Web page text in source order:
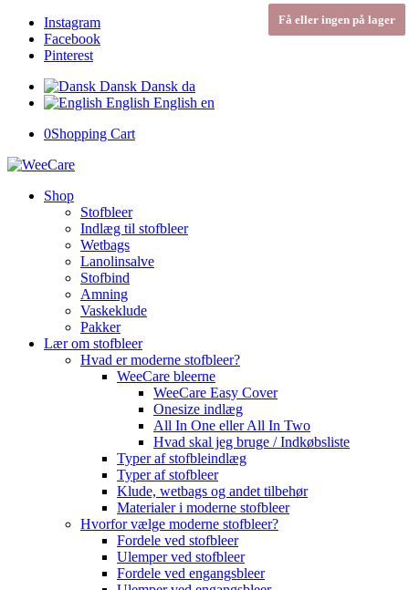
Instagram
Facebook
Pinterest
Dansk Dansk da
English English en
0Shopping Cart
Shop
Stofbleer
Indlæg til stofbleer
Wetbags
Lanolinsalve
Stofbind
Amning
Vaskeklude
Pakker
Lær om stofbleer
Hvad er moderne stofbleer?
WeeCare bleerne
WeeCare Easy Cover
Onesize indlæg
All In One eller All In Two
Hvad skal jeg bruge / Indkøbsliste
Typer af stofbleindlæg
Typer af stofbleer
Klude, wetbags og andet tilbehør
Materialer i moderne stofbleer
Hvorfor vælge moderne stofbleer?
Fordele ved stofbleer
Ulemper ved stofbleer
Fordele ved engangsbleer
Få eller ingen på lager
Få eller ingen på lager